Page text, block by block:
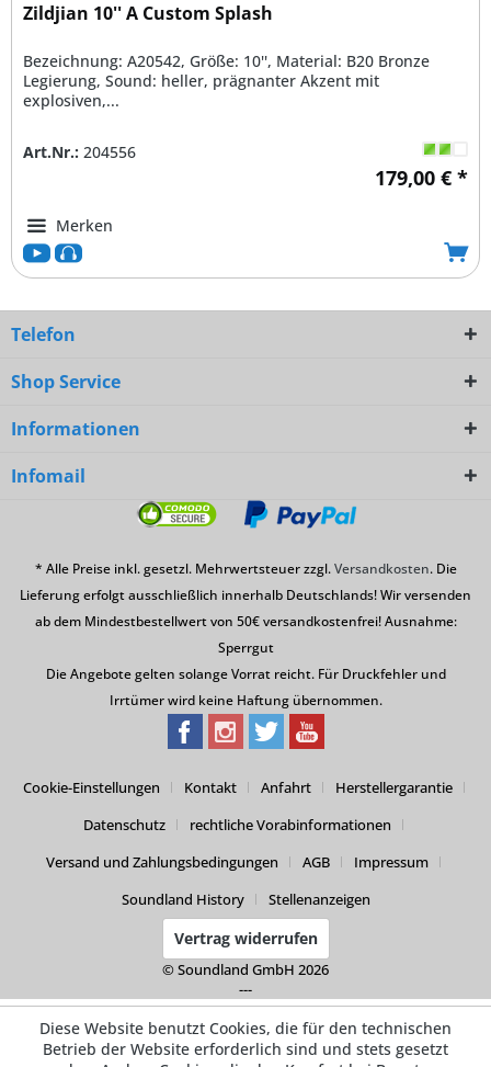
Zildjian 10'' A Custom Splash
Bezeichnung: A20542, Größe: 10'', Material: B20 Bronze
Legierung, Sound: heller, prägnanter Akzent mit
explosiven,...
Art.Nr.: 204556
179,00 € *
Merken
Telefon
Shop Service
Informationen
Infomail
* Alle Preise inkl. gesetzl. Mehrwertsteuer zzgl.Versandkosten. Die
Lieferung erfolgt ausschließlich innerhalb Deutschlands! Wir versenden
ab dem Mindestbestellwert von 50€ versandkostenfrei! Ausnahme:
Sperrgut
Die Angebote gelten solange Vorrat reicht. Für Druckfehler und
Irrtümer wird keine Haftung übernommen.
Cookie-Einstellungen Kontakt Anfahrt
Herstellergarantie
Datenschutz
rechtliche Vorabinformationen
Versand und Zahlungsbedingungen
AGB
Impressum
Soundland History
Stellenanzeigen
Vertrag widerrufen
© Soundland GmbH 2026
---
Diese Website benutzt Cookies, die für den technischen
Betrieb der Website erforderlich sind und stets gesetzt